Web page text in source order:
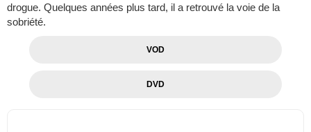
drogue. Quelques années plus tard, il a retrouvé la voie de la
sobriété.
VOD
DVD